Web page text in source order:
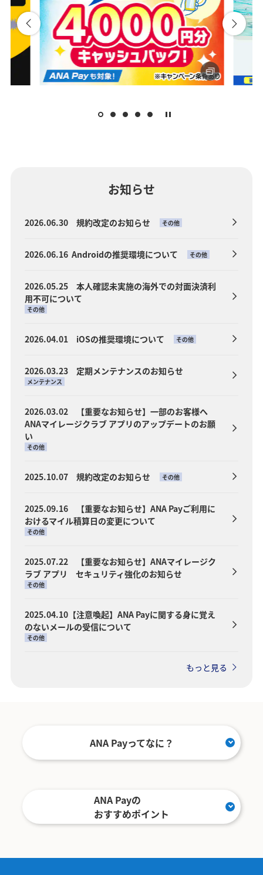
お知らせ
2026.06.30 規約改定のお知らせ その他
2026.06.16 Androidの推奨環境について その他
2026.05.25 本人確認未実施の海外での対面決済利
用不可について
その他
2026.04.01 iOSの推奨環境について その他
2026.03.23 定期メンテナンスのお知らせ
メンテナンス
2026.03.02 【重要なお知らせ】一部のお客様へ
ANAマイレージクラブ アプリのアップデートのお願
い
その他
2025.10.07 規約改定のお知らせ その他
2025.09.16 【重要なお知らせ】ANA Payご利用に
おけるマイル積算日の変更について
その他
2025.07.22 【重要なお知らせ】ANAマイレージク
ラブ アプリ セキュリティ強化のお知らせ
その他
2025.04.10【注意喚起】ANA Payに関する身に覚え
のないメールの受信について
その他
もっと見る
ANA Payってなに？
ANA Payの
おすすめポイント